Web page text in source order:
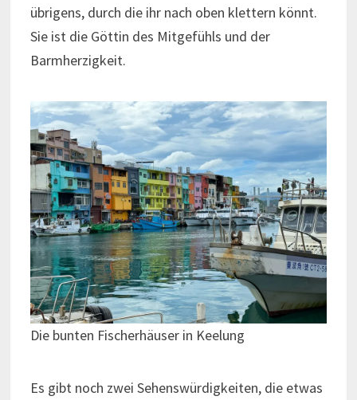
übrigens, durch die ihr nach oben klettern könnt.
Sie ist die Göttin des Mitgefühls und der
Barmherzigkeit.
Die bunten Fischerhäuser in Keelung
Es gibt noch zwei Sehenswürdigkeiten, die etwas